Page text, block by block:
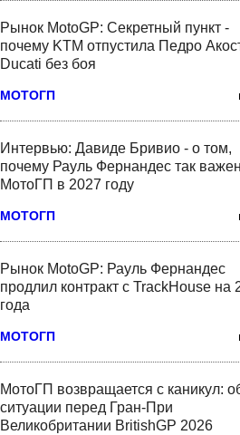
Рынок MotoGP: Секретный пункт -
почему KTM отпустила Педро
Ducati без боя
МОТОГП
Интервью: Давиде Бривио - о том,
почему Рауль Фернандес так
МотоГП в 2027 году
МОТОГП
Рынок MotoGP: Рауль Фернандес
продлил контракт с TrackHouse на
года
МОТОГП
МотоГП возвращается с каникул:
ситуации перед Гран-При
Великобритании BritishGP 2026